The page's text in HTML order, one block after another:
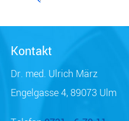
Kontakt
Dr. med. Ulrich März
Engelgasse 4, 89073 Ulm